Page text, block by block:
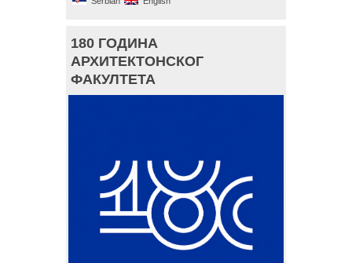
180 ГОДИНА
АРХИТЕКТОНСКОГ
ФАКУЛТЕТА